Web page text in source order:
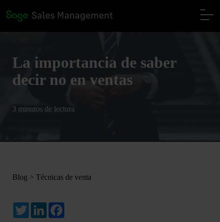
La importancia de saber
decir no en ventas
3 minutos de lectura
Blog > Técnicas de venta
TwitterLinkedIn